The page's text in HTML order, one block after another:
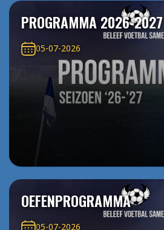
PROGRAMMA 2026-2027
05-07-2026
OEFENPROGRAMMA
05-07-2026